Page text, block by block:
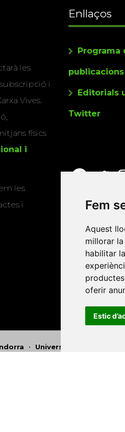
Fem
Aquest
millorar
habilitar
oferir
Estic
les
i
Vives.
físics
i
les
i
Enllaços
Programa
publicacions
Editorials
Twitter
• Universitat Autònoma